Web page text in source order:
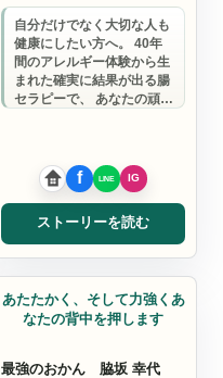
自分だけでなく大切な人も
健康にしたい方へ。 40年
間のアレルギー体験から生
まれた確実に結果が出る腸
セラピーで、 あなたの頑張
ストーリーを読む
占い師
あたたかく、そして力強くあ
なたの背中を押します
最強のおかん 脇坂 幸代